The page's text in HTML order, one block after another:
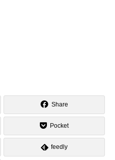
Share
Pocket
feedly